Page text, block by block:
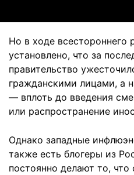
Но в ходе
установлено, что за
правительство
гражданскими лицами, а
— вплоть до введения
или распространение
Однако западные
также есть блогеры из
постоянно делают то,